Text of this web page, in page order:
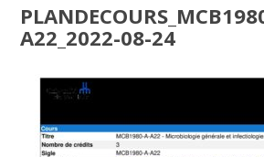
A22_2022-08-24